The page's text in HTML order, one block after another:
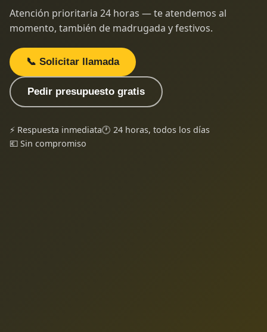
Atención prioritaria 24 horas — te atendemos al
momento, también de madrugada y festivos.
📞 Solicitar llamada
Pedir presupuesto gratis
⚡ Respuesta inmediata🕐 24 horas, todos los días
💶 Sin compromiso